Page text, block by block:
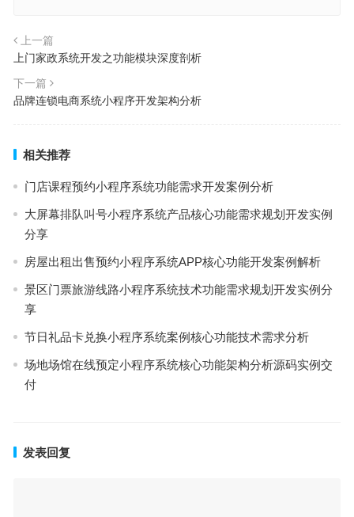
上一篇
上门家政系统开发之功能模块深度剖析
下一篇
品牌连锁电商系统小程序开发架构分析
相关推荐
门店课程预约小程序系统功能需求开发案例分析
大屏幕排队叫号小程序系统产品核心功能需求规划开发实例
分享
房屋出租出售预约小程序系统APP核心功能开发案例解析
景区门票旅游线路小程序系统技术功能需求规划开发实例分
享
节日礼品卡兑换小程序系统案例核心功能技术需求分析
场地场馆在线预定小程序系统核心功能架构分析源码实例交
付
发表回复